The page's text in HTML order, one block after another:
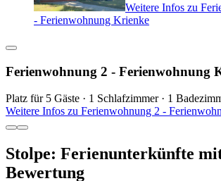
Weitere Infos zu
- Ferienwohnung Krienke
Ferienwohnung 2 - Ferienwohnung
Platz für 5 Gäste · 1 Schlafzimmer · 1
Weitere Infos zu Ferienwohnung 2 -
Stolpe: Ferienunterkünfte
Bewertung